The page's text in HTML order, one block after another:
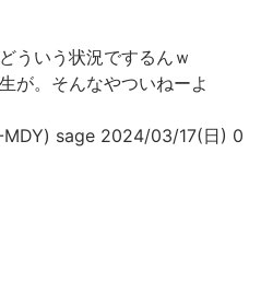
ういう状況でするんｗ
が。そんなやついねーよ
sage 2024/03/17(日) 0